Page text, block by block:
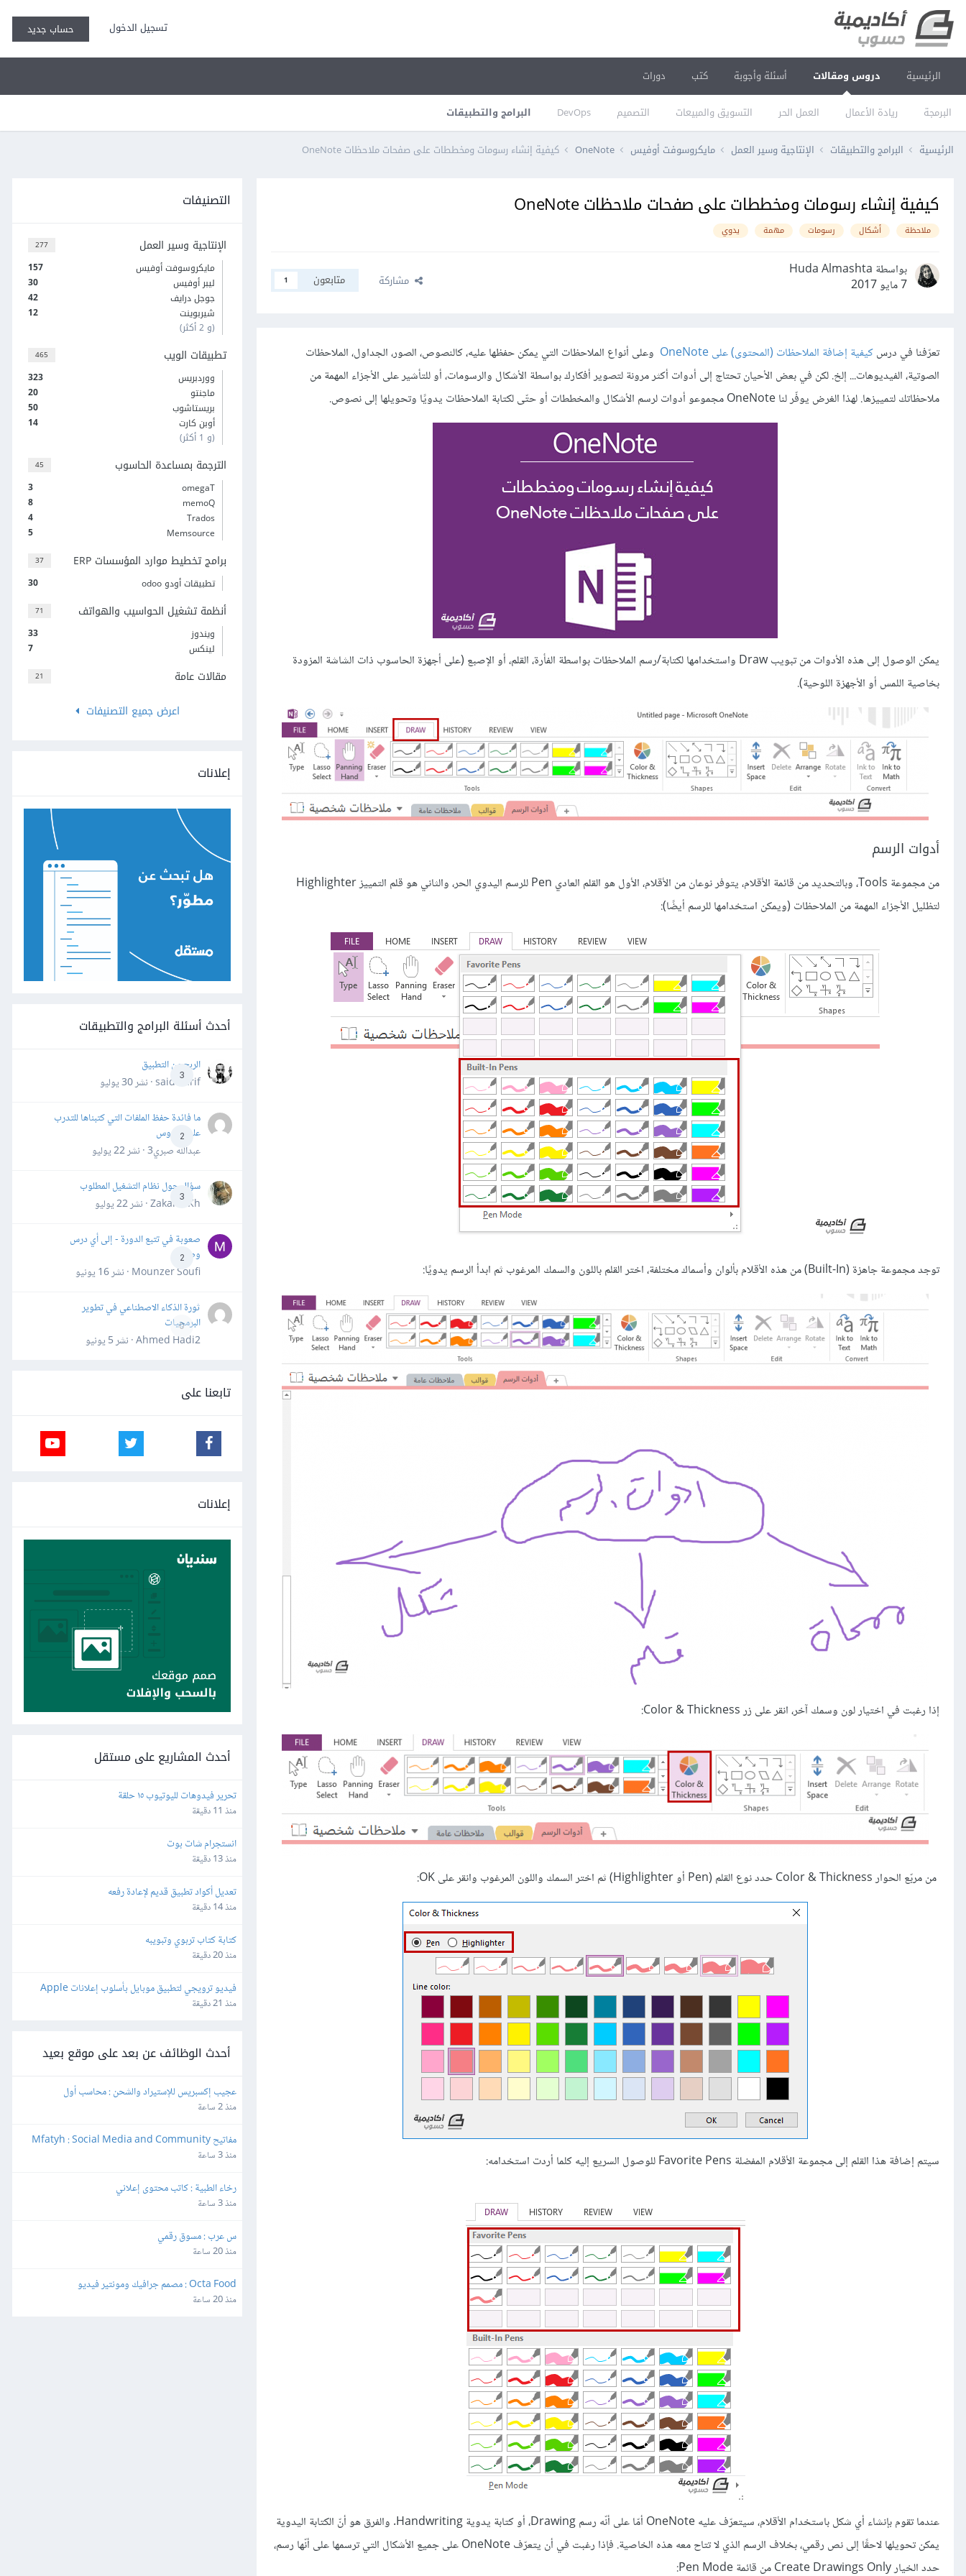
تسجيل الدخول حساب جديد
الرئيسية دروس ومقالات
البرمجة ريادة الأعمال العمل الحر التسويق والمبيعات التصميم DevOps البرامج والتطبيقات
أسئلة وأجوبة كتب دورات
الرئيسية البرامج والتطبيقات الإنتاجية وسير العمل مايكروسوفت أوفيس OneNote كيفية إنشاء رسومات ومخططات على صفحات ملاحظات OneNote
كيفية إنشاء رسومات ومخططات على صفحات ملاحظات OneNote
ملاحظة أشكال رسومات مهمة يدوي
بواسطة Huda Almashta
7 مايو 2017
مشاركة متابعون 1
تعرّفنا في درسكيفية إضافة الملاحظات (المحتوى) على OneNote
وعلى أنواع الملاحظات التي يمكن حفظها عليه، كالنصوص، الصور، الجداول، الملاحظات
الصوتية، الفيديوهات... إلخ. لكن في بعض الأحيان تحتاج إلى أدوات أكثر مرونة لتصوير أفكارك بواسطة الأشكال والرسومات، أو للتأشير على الأجزاء المهمة من
ملاحظاتك لتمييزها. لهذا الغرض يوفّر لنا OneNote مجموعو أدوات لرسم الأشكال والمخططات أو حتّى لكتابة الملاحظات يدويًا وتحويلها إلى نصوص.
يمكن الوصول إلى هذه الأدوات من تبويب Draw واستخدامها لكتابة/رسم الملاحظات بواسطة الفأرة، القلم، أو الإصبع (على أجهزة الحاسوب ذات الشاشة المزودة
بخاصية اللمس أو الأجهزة اللوحية).
أدوات الرسم
من مجموعة Tools، وبالتحديد من قائمة الأقلام، يتوفر نوعان من الأقلام، الأول هو القلم العادي Pen للرسم اليدوي الحر، والثاني هو قلم التمييز Highlighter
لتظليل الأجزاء المهمة من الملاحظات (ويمكن استخدامها للرسم أيضًا):
توجد مجموعة جاهزة (Built-In) من هذه الأقلام بألوان وأسماك مختلفة، اختر القلم باللون والسمك المرغوب ثم ابدأ الرسم يدويًا:
إذا رغبت في اختيار لون وسمك آخر، انقر على زر Color & Thickness:
من مربّع الحوار Color & Thickness حدد نوع القلم (Pen أو Highlighter) ثم اختر السمك واللون المرغوب وانقر على OK:
سيتم إضافة هذا القلم إلى مجموعة الأقلام المفضلة Favorite Pens للوصول السريع إليه كلما أردت استخدامه:
عندما تقوم بإنشاء أي شكل باستخدام الأقلام، سيتعرّف عليه OneNote أمّا على أنّه رسم Drawing، أو كتابة يدوية Handwriting. والفرق هو أنّ الكتابة اليدوية
يمكن تحويلها لاحقًا إلى نص رقمي، بخلاف الرسم الذي لا تتاح معه هذه الخاصية. فإذا رغبت في أن يتعرّف OneNote على جميع الأشكال التي ترسمها على أنّها رسم،
حدد الخيار Create Drawings Only من قائمة Pen Mode:
التصنيفات
277 الإنتاجية وسير العمل
157
مايكروسوفت أوفيس
30
ليبر أوفيس
42
جوجل درايف
12
شيربوينت
(و 2 أكثر)
465 تطبيقات الويب
323
ووردبريس
20
ماجنتو
50
بريستاشوب
14
أوبن كارت
(و 1 أكثر)
45 الترجمة بمساعدة الحاسوب
3
omegaT
8
memoQ
4
Trados
5
Memsource
37 برامج تخطيط موارد المؤسسات ERP
30 تطبيقات أودو odoo
71 أنظمة تشغيل الحواسيب والهواتف
33
ويندوز
7
لينكس
21
مقالات عامة
اعرض جميع التصنيفات
إعلانات
أحدث أسئلة البرامج والتطبيقات
3
الربح من التطبيق
said darif · نشر
30 يوليو
2
ما فائدة حفظ الملفات التي كتبناها للتدرب
على الدروس
عبدالله صبري3 · نشر
22 يوليو
3
سؤال حول نظام التشغيل المطلوب
Zakaria Kh · نشر
22 يوليو
2
صعوبة في تتبع الدورة - إلى أي درس
وصلت؟
Mounzer Soufi · نشر
16 يونيو
0
ثورة الذكاء الاصطناعي في تطوير
البرمجيات
Ahmed Hadi2 · نشر
5 يونيو
تابعنا على
إعلانات
أحدث المشاريع على مستقل
تحرير فيدوهات لليوتيوب ١٥ حلقة
منذ 11 دقيقة
انستجرام شات بوت
منذ 13 دقيقة
تعديل أكواد تطبيق قديم لإعادة رفعه
منذ 14 دقيقة
كتابة كتاب تربوي وتبويبه
منذ 20 دقيقة
وقصاصات إعلانية قصيرة
منذ 21 دقيقة
أحدث الوظائف عن بعد على موقع بعيد
عجيب إكسبريس للإستيراد والشحن : محاسب أول
منذ 2 ساعة
Manager
منذ 3 ساعة
رخاء الطبية : كاتب محتوى إعلاني
منذ 3 ساعة
س عرب : مسوق رقمي
منذ 20 ساعة
Octa Food : مصمم جرافيك ومونتير فيديو
منذ 20 ساعة